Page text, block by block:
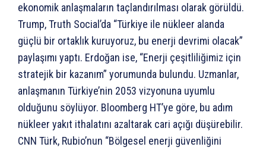
ekonomik anlaşmaların taçlandırılması olarak görüldü.
Trump, Truth Social’da “Türkiye ile nükleer alanda
güçlü bir ortaklık kuruyoruz, bu enerji devrimi olacak”
paylaşımı yaptı. Erdoğan ise, “Enerji çeşitliliğimiz için
stratejik bir kazanım” yorumunda bulundu. Uzmanlar,
anlaşmanın Türkiye’nin 2053 vizyonuna uyumlu
olduğunu söylüyor. Bloomberg HT’ye göre, bu adım
nükleer yakıt ithalatını azaltarak cari açığı düşürebilir.
CNN Türk, Rubio’nun “Bölgesel enerji güvenliğini